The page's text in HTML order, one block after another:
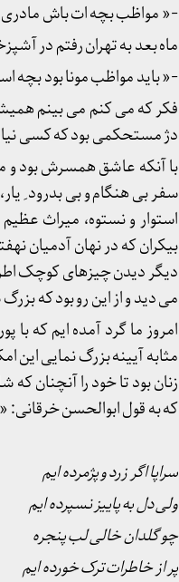
-« مواظب بچه ات باش
ماه بعد به تهران رفتم در
-« باید مواظب مونا بود بچه
فکر که می کنم می بینم
دژ مستحکمی بود که کسی
با آنکه عاشق همسرش بود و
سفر بی هنگام و بی بدرود
استوار و نستوه، میراث
بیکران که در نهان آدمیان
دیگر دیدن چیزهای کوچک
می دید و از این رو بود که
امروز ما گرد آمده ایم که
مثابه آیینه بزرگ نمایی این
زنان بود تا خود را آنچنان
که به قول ابوالحسن خرقانی:
سراپا اگر زرد و پژمرده ایم
ولی دل به پاییز نسپرده ایم
چو گلدان خالی لب پنجره
پر از خاطرات ترک خورده ایم